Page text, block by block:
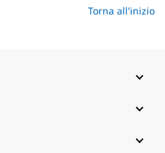
Torna all'inizio